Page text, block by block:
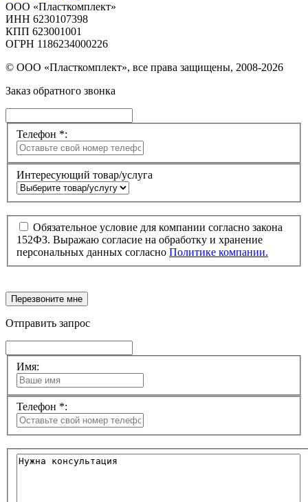
ООО «Пласткомплект»
ИНН 6230107398
КПП 623001001
ОГРН 1186234000226
© ООО «Пласткомплект», все права защищены, 2008-2026
Заказ обратного звонка
Телефон *:
Интересующий товар/услуга
Обязательное условие для компании согласно закона
152ФЗ. Выражаю согласие на обработку и хранение
персональных данных согласно Политике компании.
Перезвоните мне
Отправить запрос
Имя:
Телефон *: